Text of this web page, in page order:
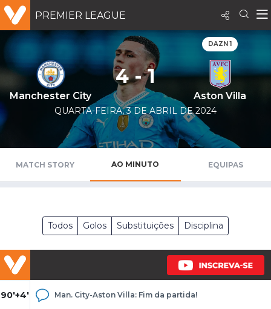
PREMIER LEAGUE
DAZN 1
Manchester City
4 - 1
Aston Villa
QUARTA-FEIRA, 3 DE ABRIL DE 2024
MATCH STORY AO MINUTO EQUIPAS
Todos Golos Substituições Disciplina
90'+4' Man. City-Aston Villa: Fim da partida!